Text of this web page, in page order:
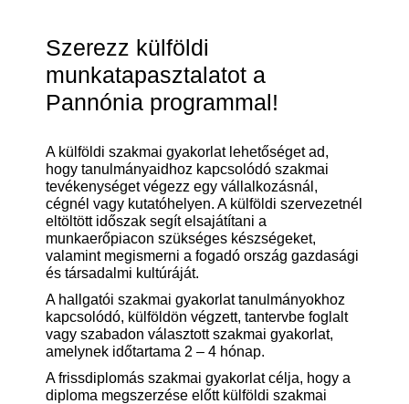
Szerezz külföldi
munkatapasztalatot a
Pannónia programmal!
A külföldi szakmai gyakorlat lehetőséget ad,
hogy tanulmányaidhoz kapcsolódó szakmai
tevékenységet végezz egy vállalkozásnál,
cégnél vagy kutatóhelyen. A külföldi szervezetnél
eltöltött időszak segít elsajátítani a
munkaerőpiacon szükséges készségeket,
valamint megismerni a fogadó ország gazdasági
és társadalmi kultúráját.
A hallgatói szakmai gyakorlat tanulmányokhoz
kapcsolódó, külföldön végzett, tantervbe foglalt
vagy szabadon választott szakmai gyakorlat,
amelynek időtartama 2 – 4 hónap.
A frissdiplomás szakmai gyakorlat célja, hogy a
diploma megszerzése előtt külföldi szakmai